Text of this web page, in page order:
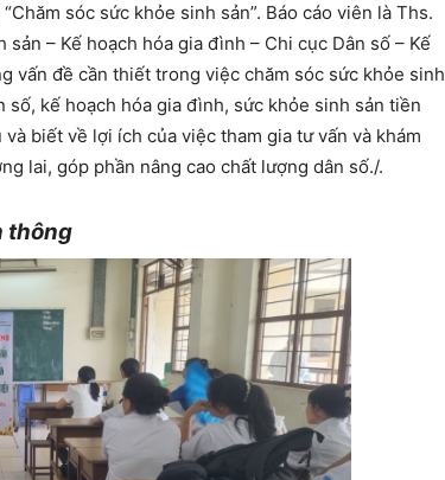
sóc sức khỏe sinh sản”. Báo cáo viên là Ths.
– Kế hoạch hóa gia đình – Chi cục Dân số – Kế
vấn đề cần thiết trong việc chăm sóc sức khỏe sinh
kế hoạch hóa gia đình, sức khỏe sinh sản tiền
biết về lợi ích của việc tham gia tư vấn và khám
lai, góp phần nâng cao chất lượng dân số./.
thông